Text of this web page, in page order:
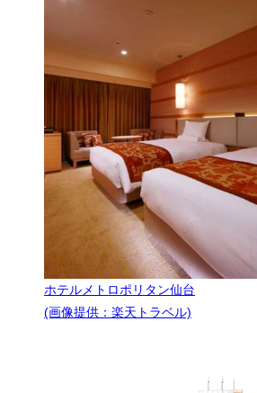
ホテルメトロポリタン仙台
(画像提供：楽天トラベル)